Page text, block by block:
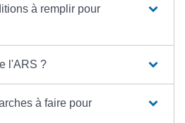
à remplir pour
l'ARS ?
à faire pour